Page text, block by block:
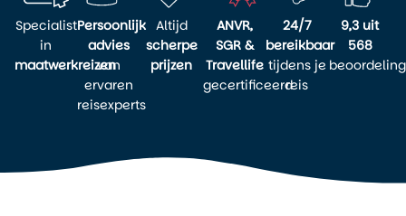
Specialist
in
maatwerkreizen
Persoonlijk
advies
van
ervaren
reisexperts
Altijd
scherpe
prijzen
ANVR,
SGR &
Travellife
gecertificeerd
24/7
bereikbaar
tijdens je
reis
9,3 uit
568